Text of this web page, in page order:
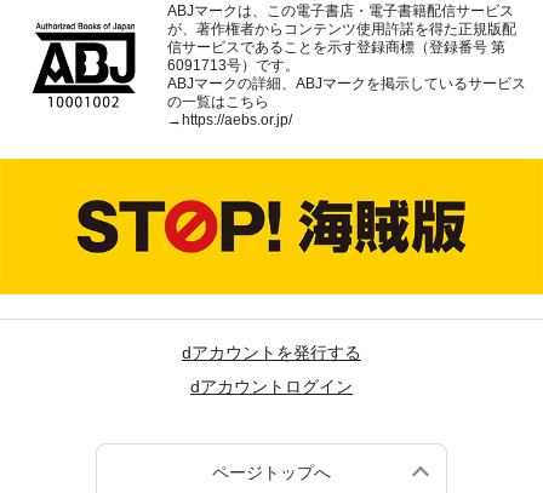
ABJマークは、この電子書店・電子書籍配信サービス
が、著作権者からコンテンツ使用許諾を得た正規版配
信サービスであることを示す登録商標（登録番号 第
6091713号）です。
ABJマークの詳細、ABJマークを掲示しているサービス
の一覧はこちら
→https://aebs.or.jp/
dアカウントを発行する
dアカウントログイン
ページトップへ